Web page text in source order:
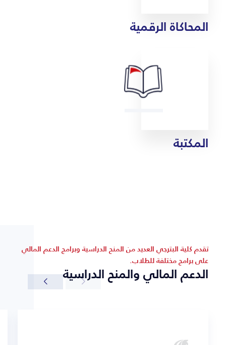
المحاكاة الرقمية
المكتبة
تقدم كلية البترجي العديد من المنح الدراسية وبرامج الدعم المالي
على برامج مختلفة للطلاب.
الدعم المالي والمنح الدراسية